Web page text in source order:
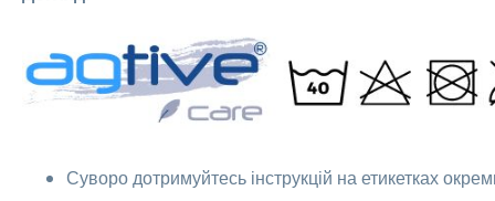
Суворо дотримуйтесь інструкцій на етикетках